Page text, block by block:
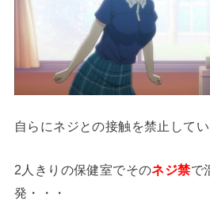
自らにネジとの接触を禁止してい
2人きりの保健室でそのネジ禁で
発・・・